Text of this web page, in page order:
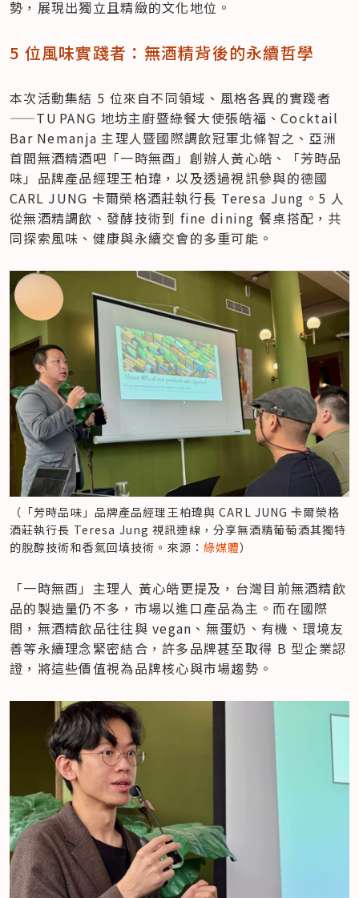
勢，展現出獨立且精緻的文化地位。
5 位風味實踐者：無酒精背後的永續哲學
本次活動集結 5 位來自不同領域、風格各異的實踐者
——TU PANG 地坊主廚暨綠餐大使張皓福、Cocktail
Bar Nemanja 主理人暨國際調飲冠軍北條智之、亞洲
首間無酒精酒吧「一時無酉」創辦人黃心皓、「芳時品
味」品牌產品經理王柏瑋，以及透過視訊參與的德國
CARL JUNG 卡爾榮格酒莊執行長 Teresa Jung。5 人
從無酒精調飲、發酵技術到 fine dining 餐桌搭配，共
同探索風味、健康與永續交會的多重可能。
（「芳時品味」品牌產品經理王柏瑋與 CARL JUNG 卡爾榮格
酒莊執行長 Teresa Jung 視訊連線，分享無酒精葡萄酒其獨特
的脫醇技術和香氣回填技術。來源： 綠媒體）
「一時無酉」主理人 黃心皓更提及，台灣目前無酒精飲
品的製造量仍不多，市場以進口產品為主。而在國際
間，無酒精飲品往往與 vegan、無蛋奶、有機、環境友
善等永續理念緊密結合，許多品牌甚至取得 B 型企業認
證，將這些價值視為品牌核心與市場趨勢。